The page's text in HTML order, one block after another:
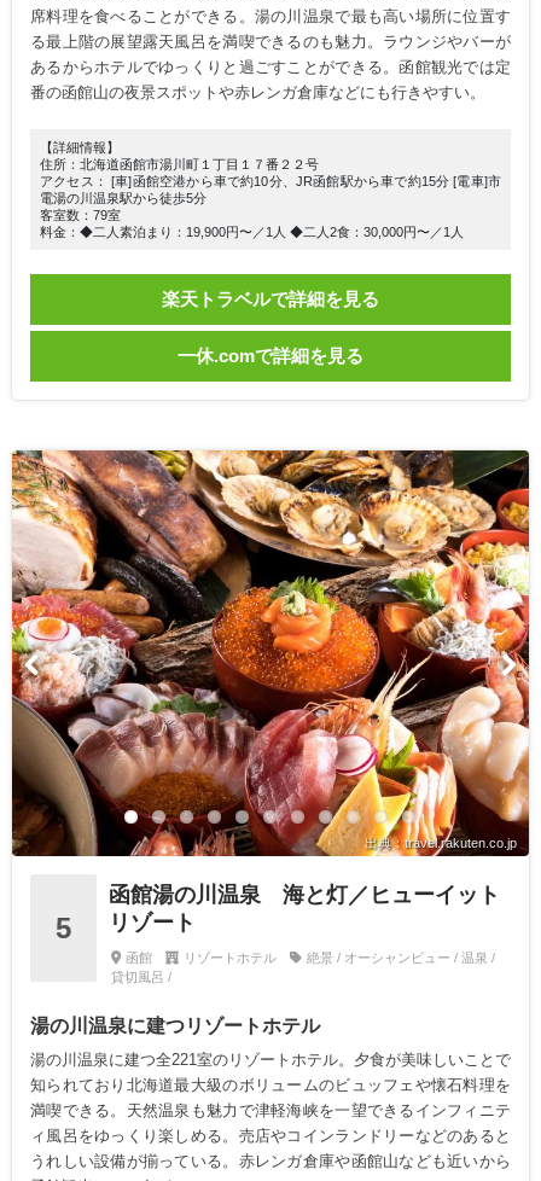
席料理を食べることができる。湯の川温泉で最も高い場所に位置す
る最上階の展望露天風呂を満喫できるのも魅力。ラウンジやバーが
あるからホテルでゆっくりと過ごすことができる。函館観光では定
番の函館山の夜景スポットや赤レンガ倉庫などにも行きやすい。
【詳細情報】
住所：北海道函館市湯川町１丁目１７番２２号
アクセス： [車]函館空港から車で約10分、JR函館駅から車で約15分 [電車]市
電湯の川温泉駅から徒歩5分
客室数：79室
料金：◆二人素泊まり：19,900円〜／1人 ◆二人2食：30,000円〜／1人
楽天トラベルで詳細を見る
一休.comで詳細を見る
出典：travel.rakuten.co.jp
5
函館湯の川温泉 海と灯／ヒューイット
リゾート
函館 リゾートホテル
絶景 / オーシャンビュー / 温泉 /
貸切風呂 /
湯の川温泉に建つリゾートホテル
湯の川温泉に建つ全221室のリゾートホテル。夕食が美味しいことで
知られており北海道最大級のボリュームのビュッフェや懐石料理を
満喫できる。天然温泉も魅力で津軽海峡を一望できるインフィニテ
ィ風呂をゆっくり楽しめる。売店やコインランドリーなどのあると
うれしい設備が揃っている。赤レンガ倉庫や函館山なども近いから